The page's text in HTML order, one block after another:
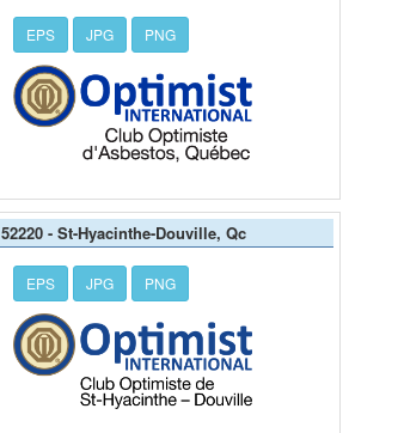
EPS JPG PNG
52220 - St-Hyacinthe-Douville, Qc
EPS JPG PNG